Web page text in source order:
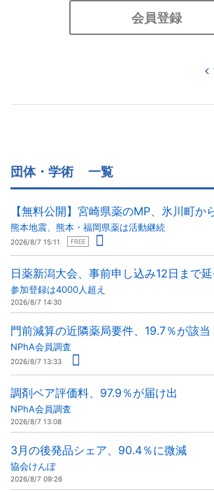
会員登録
団体・学術 一覧
【無料公開】宮崎県薬のMP、氷川町か
熊本地震、熊本・福岡県薬は活動継続
2026/8/7 15:11 FREE
日薬新潟大会、事前申し込み12日まで
参加登録は4000人超え
2026/8/7 14:30
門前減算の近隣薬局要件、19.7％が該当
NPhA会員調査
2026/8/7 13:33
調剤ベア評価料、97.9％が届け出
NPhA会員調査
2026/8/7 13:08
3月の後発品シェア、90.4％に微減
協会けんぽ
2026/8/7 09:26